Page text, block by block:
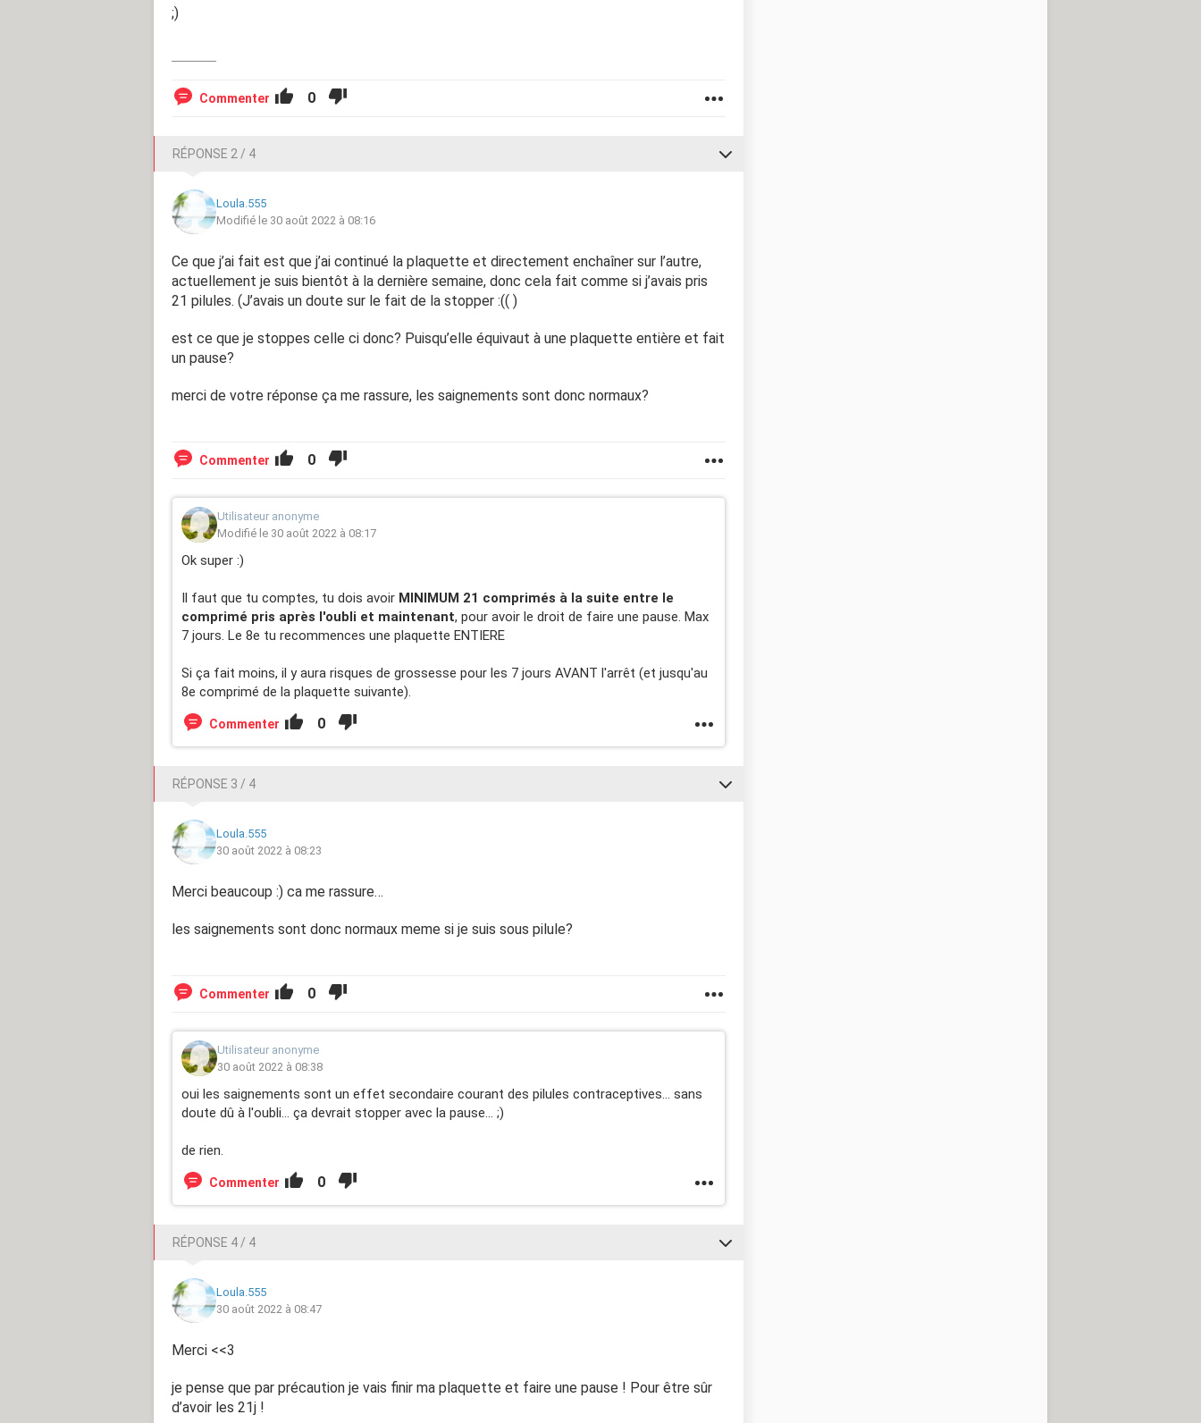
;)
Commenter 0
RÉPONSE 2 / 4
Loula.555
Modifié le 30 août 2022 à 08:16
Ce que j’ai fait est que j’ai continué la plaquette et directement enchaîner sur l’autre,
actuellement je suis bientôt à la dernière semaine, donc cela fait comme si j’avais pris
21 pilules. (J’avais un doute sur le fait de la stopper :(( )
est ce que je stoppes celle ci donc? Puisqu’elle équivaut à une plaquette entière et fait
un pause?
merci de votre réponse ça me rassure, les saignements sont donc normaux?
Commenter 0
Utilisateur anonyme
Modifié le 30 août 2022 à 08:17
Ok super :)
Il faut que tu comptes, tu dois avoir MINIMUM 21 comprimés à la suite entre le
comprimé pris après l'oubli et maintenant, pour avoir le droit de faire une pause. Max
7 jours. Le 8e tu recommences une plaquette ENTIERE
Si ça fait moins, il y aura risques de grossesse pour les 7 jours AVANT l'arrêt (et jusqu'au
8e comprimé de la plaquette suivante).
Commenter 0
RÉPONSE 3 / 4
Loula.555
30 août 2022 à 08:23
Merci beaucoup :) ca me rassure…
les saignements sont donc normaux meme si je suis sous pilule?
Commenter 0
Utilisateur anonyme
30 août 2022 à 08:38
oui les saignements sont un effet secondaire courant des pilules contraceptives... sans
doute dû à l'oubli... ça devrait stopper avec la pause... ;)
de rien.
Commenter 0
RÉPONSE 4 / 4
Loula.555
30 août 2022 à 08:47
Merci <<3
je pense que par précaution je vais finir ma plaquette et faire une pause ! Pour être sûr
d’avoir les 21j !